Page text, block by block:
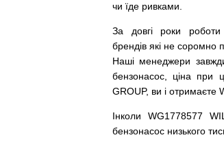
чи їде ривками
За довгі роки роботи
брендів які не соромно
Наші менеджери
бензонасос
ціна при
GROUP, ви і отримаєте
Інколи WG1778577
бензонасос низького